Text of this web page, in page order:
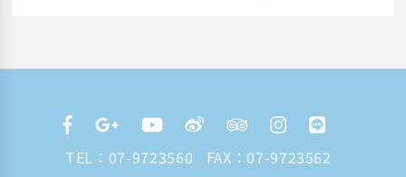
TEL： 07-9723560
FAX：07-9723562